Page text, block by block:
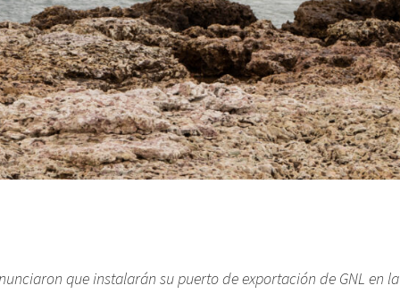
que instalarán su puerto de exportación de GNL en